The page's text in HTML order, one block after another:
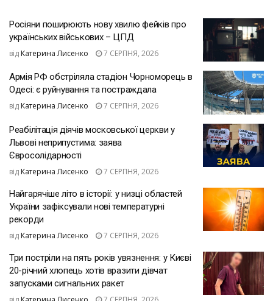
Росіяни поширюють нову хвилю фейків про
українських військових – ЦПД
від Катерина Лисенко 7 СЕРПНЯ, 2026
Армія РФ обстріляла стадіон Чорноморець в
Одесі: є руйнування та постраждала
від Катерина Лисенко 7 СЕРПНЯ, 2026
Реабілітація діячів московської церкви у
Львові неприпустима: заява
Євросолідарності
від Катерина Лисенко 7 СЕРПНЯ, 2026
Найгарячіше літо в історії: у низці областей
України зафіксували нові температурні
рекорди
від Катерина Лисенко 7 СЕРПНЯ, 2026
Три постріли на пять років увязнення: у Києві
20-річний хлопець хотів вразити дівчат
запусками сигнальних ракет